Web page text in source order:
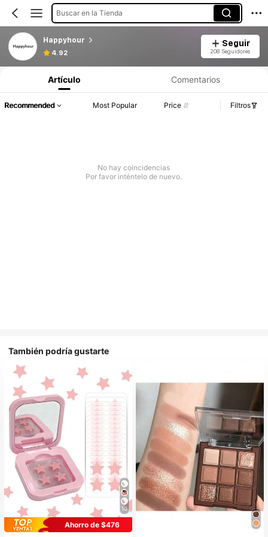
Buscar en la Tienda
Happyhour
4.92
Seguir
208 Seguidores
Artículo Comentarios
Recommended Most Popular Price Filtros
No hay coincidencias
Por favor inténtelo de nuevo.
También podría gustarte
10
Ahorro de $476